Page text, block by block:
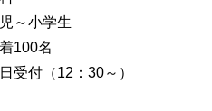
～小学生
100名
受付（12：30～）